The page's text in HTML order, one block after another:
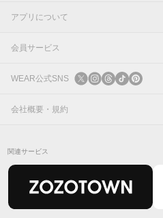
アプリについて
会員サービス
ログイン
新規会員登録
WEAR公式SNS
X
会社概要・規約
関連サービス